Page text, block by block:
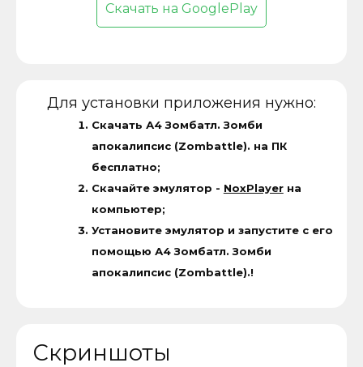
Скачать на GooglePlay
Для установки приложения нужно:
Скачать А4 Зомбатл. Зомби
апокалипсис (Zombattle). на ПК
бесплатно;
Скачайте эмулятор - NoxPlayerна
компьютер;
Установите эмулятор и запустите с его
помощью А4 Зомбатл. Зомби
апокалипсис (Zombattle).!
Скриншоты